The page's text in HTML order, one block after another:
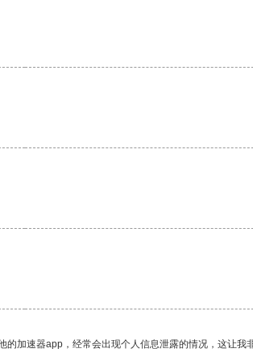
加速器app，经常会出现个人信息泄露的情况，这让我